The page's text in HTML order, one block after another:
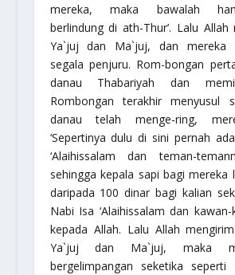
mereka, maka bawalah
berlindung di ath-Thur’. Lalu Allah
Ya`juj dan Ma`juj, dan mereka
segala penjuru. Rom-bongan
danau Thabariyah dan
Rombongan terakhir menyusul
danau telah menge-ring,
‘Sepertinya dulu di sini pernah
‘Alaihissalam dan teman-
sehingga kepala sapi bagi mereka
daripada 100 dinar bagi kalian
Nabi Isa ‘Alaihissalam dan
kepada Allah. Lalu Allah
Ya`juj dan Ma`juj, maka
bergelimpangan seketika